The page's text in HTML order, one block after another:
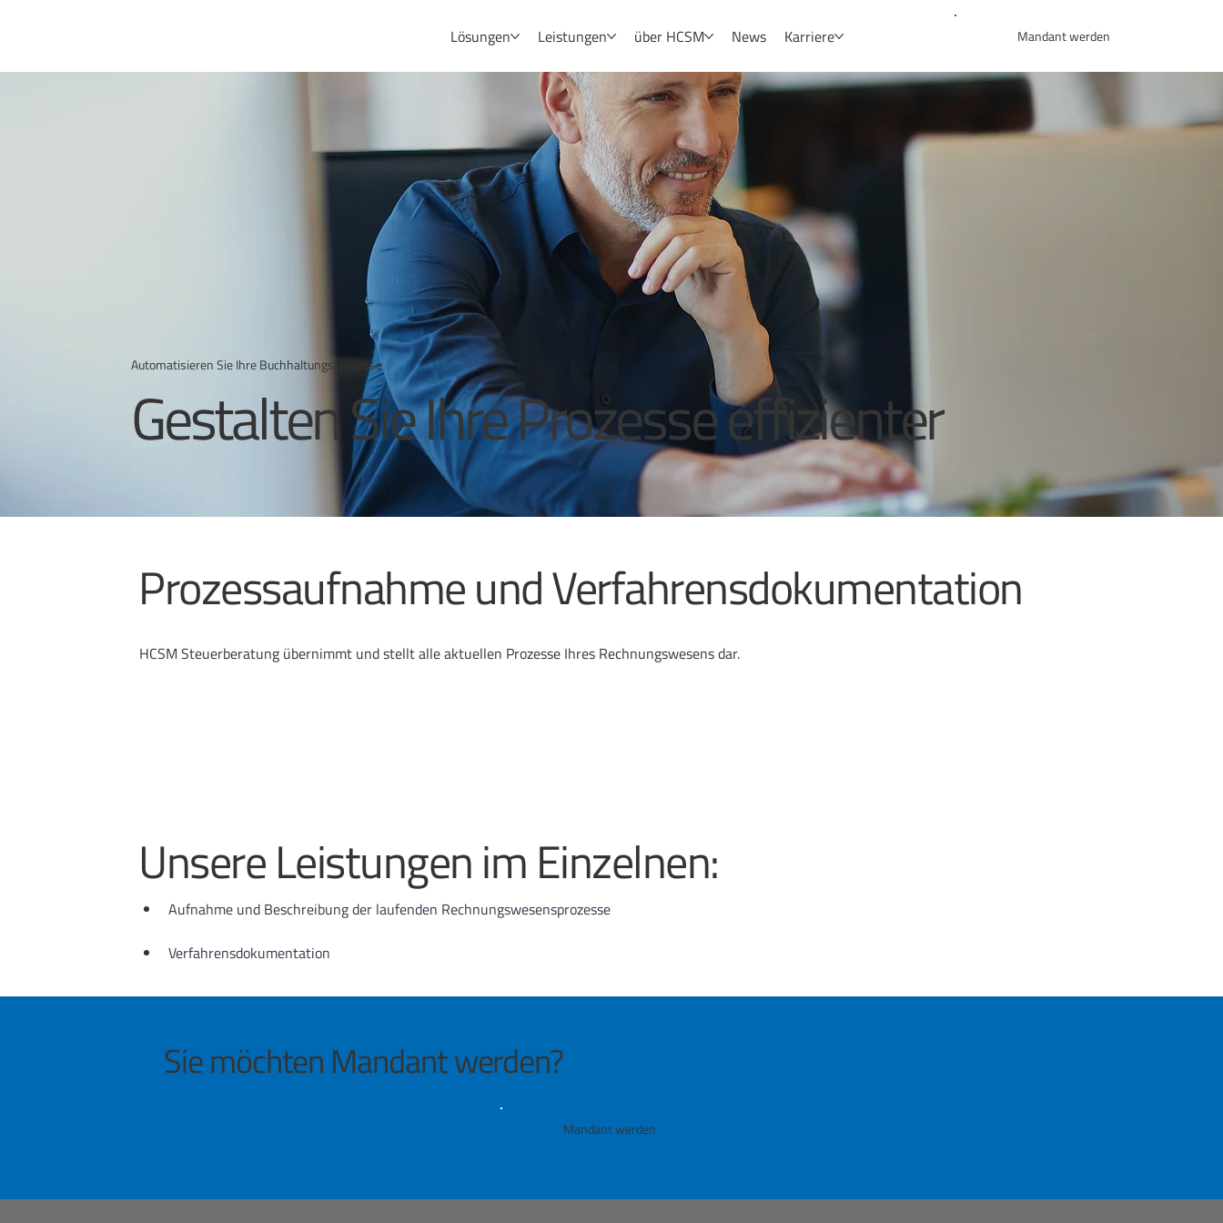
Lösungen Leistungen über HCSM News Karriere Mandant werden
Automatisieren Sie Ihre Buchhaltungsprozesse
Gestalten Sie Ihre Prozesse effizienter
Prozessaufnahme und Verfahrensdokumentation
HCSM Steuerberatung übernimmt und stellt alle aktuellen Prozesse Ihres Rechnungswesens dar.
Unsere Leistungen im Einzelnen:
Aufnahme und Beschreibung der laufenden Rechnungswesensprozesse
Verfahrensdokumentation
Sie möchten Mandant werden?
Mandant werden